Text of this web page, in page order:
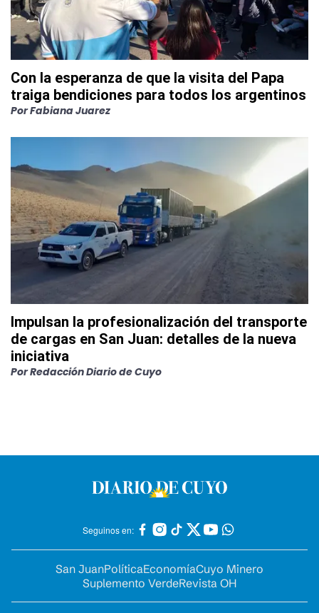
Con la esperanza de que la visita del Papa
traiga bendiciones para todos los argentinos
PorFabiana Juarez
Impulsan la profesionalización del transporte
de cargas en San Juan: detalles de la nueva
iniciativa
PorRedacción Diario de Cuyo
Seguinos en:
San JuanPolíticaEconomíaCuyo Minero
Suplemento VerdeRevista OH